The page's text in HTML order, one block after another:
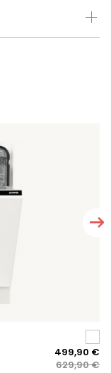
629,90€
499,90 €